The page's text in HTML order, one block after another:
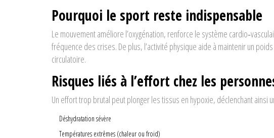
Pourquoi le sport reste indispensable
Le mouvement améliore l’oxygénation, renforce le système
fréquence des crises. De plus, l’activité physique aide à maintenir un
circulatoire.
Risques liés à l’effort chez les
Un effort trop brutal peut plonger les tissus en hypoxie, déclenchant ainsi
Déshydratation sévère
Températures extrêmes (chaleur ou froid)